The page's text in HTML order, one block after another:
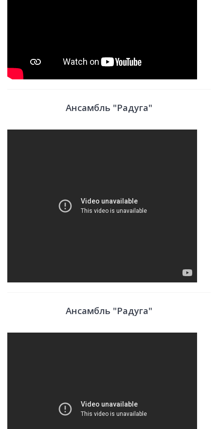
Ансамбль "Радуга"
Ансамбль "Радуга"